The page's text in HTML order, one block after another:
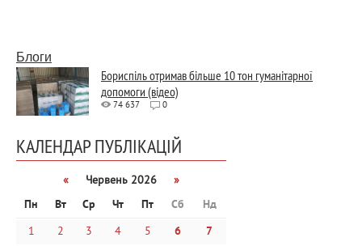
Блоги
Бориспіль отримав більше 10 тон гуманітарної
допомоги (відео)
74 637 0
КАЛЕНДАР ПУБЛІКАЦІЙ
« Червень 2026
»
Пн
Вт Ср Чт Пт Сб
Нд
1
2 3 4 5 6
7